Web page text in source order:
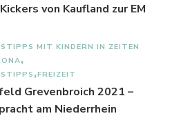
von Kaufland zur EM
MIT KINDERN IN ZEITEN
FREIZEIT
Grevenbroich 2021 –
am Niederrhein